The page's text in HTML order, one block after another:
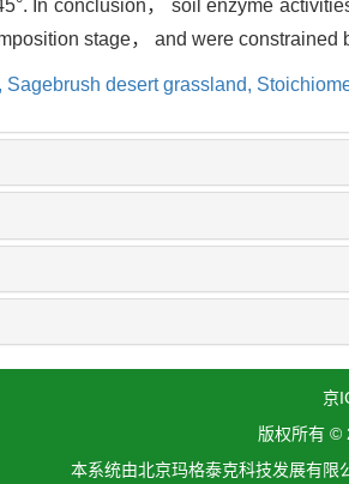
In conclusion， soil enzyme
stage， and were constrained
Sagebrush desert grassland,
京
版权所有 ©
本系统由北京玛格泰克科技发展有